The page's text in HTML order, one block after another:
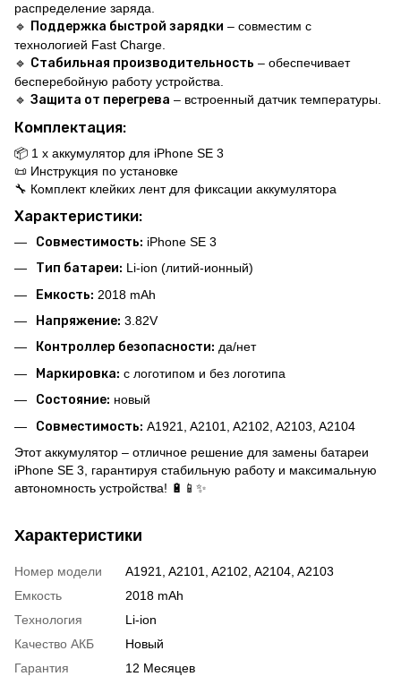
распределение заряда.
🔹 Поддержка быстрой зарядки – совместим с
технологией Fast Charge.
🔹 Стабильная производительность – обеспечивает
бесперебойную работу устройства.
🔹 Защита от перегрева – встроенный датчик температуры.
Комплектация:
📦 1 x аккумулятор для iPhone SE 3
📜 Инструкция по установке
🔧 Комплект клейких лент для фиксации аккумулятора
Характеристики:
Совместимость: iPhone SE 3
Тип батареи: Li-ion (литий-ионный)
Емкость: 2018 mAh
Напряжение: 3.82V
Контроллер безопасности: да/нет
Маркировка: с логотипом и без логотипа
Состояние: новый
Совместимость: A1921, A2101, A2102, A2103, A2104
Этот аккумулятор – отличное решение для замены батареи
iPhone SE 3, гарантируя стабильную работу и максимальную
автономность устройства! 🔋📱✨
Характеристики
Номер модели
A1921, A2101, A2102, A2104, A2103
Емкость
2018 mAh
Технология
Li-ion
Качество АКБ
Новый
Гарантия
12 Месяцев